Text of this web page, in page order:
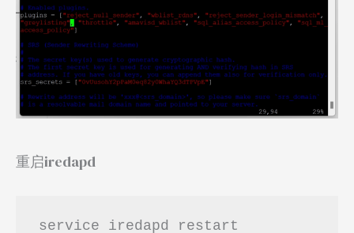
重启iredapd
service iredapd restart